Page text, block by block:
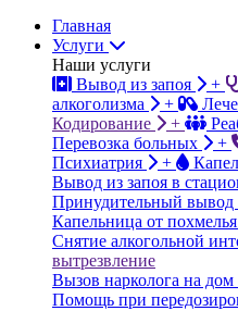
Главная
Услуги
Наши услуги
Вывод из запоя
+
алкоголизма
+
Кодирование
+
Перевозка больных
+
Психиатрия
+
Вывод из запоя в
Принудительный вывод
Капельница от похмелья
Снятие алкогольной
вытрезвление
Вызов нарколога на дом
Помощь при